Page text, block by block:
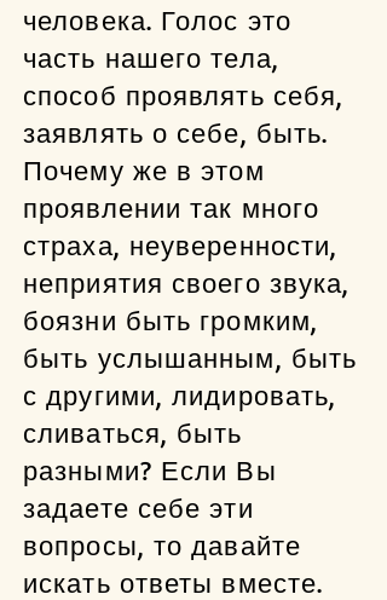
человека. Голос это
часть нашего тела,
способ проявлять себя,
заявлять о себе, быть.
Почему же в этом
проявлении так много
страха, неуверенности,
неприятия своего звука,
боязни быть громким,
быть услышанным, быть
с другими, лидировать,
сливаться, быть
разными? Если Вы
задаете себе эти
вопросы, то давайте
искать ответы вместе.